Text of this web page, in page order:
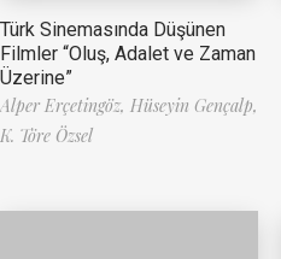
Türk Sinemasında Düşünen
Filmler “Oluş, Adalet ve Zaman
Üzerine”
Alper Erçetingöz, Hüseyin Gençalp,
K. Töre Özsel